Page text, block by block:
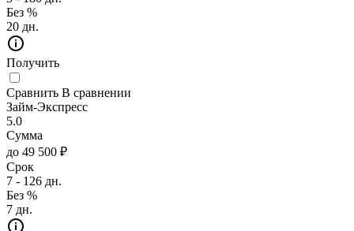
Без %
20 дн.
Получить
Сравнить В сравнении
Займ-Экспресс
5.0
Сумма
до 49 500 ₽
Срок
7 - 126 дн.
Без %
7 дн.